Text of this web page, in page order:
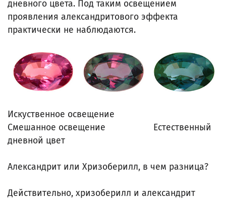
дневного цвета. Под таким освещением
проявления александритового эффекта
практически не наблюдаются.
Искуственное освещение
Смешанное освещение Естественный
дневной цвет
Александрит или Хризоберилл, в чем разница?
Действительно, хризоберилл и александрит